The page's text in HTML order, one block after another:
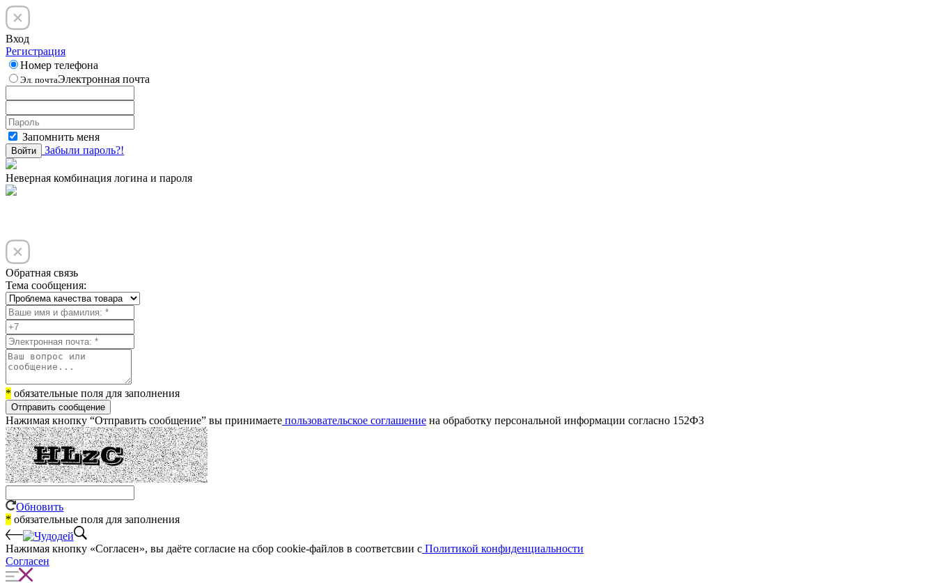
Вход
Регистрация
Номер телефона
Эл. почтаЭлектронная почта
Запомнить меня
Войти Забыли пароль?!
Неверная комбинация логина и пароля
Обратная связь
Тема сообщения:
* обязательные поля для заполнения
Отправить сообщение
Нажимая кнопку “Отправить сообщение” вы принимаете пользовательское соглашение на обработку персональной информации согласно 152ФЗ
Обновить
* обязательные поля для заполнения
Нажимая кнопку «Согласен», вы даёте cогласие на сбор cookie-файлов в соответсвии с Политикой конфиденциальности
Согласен